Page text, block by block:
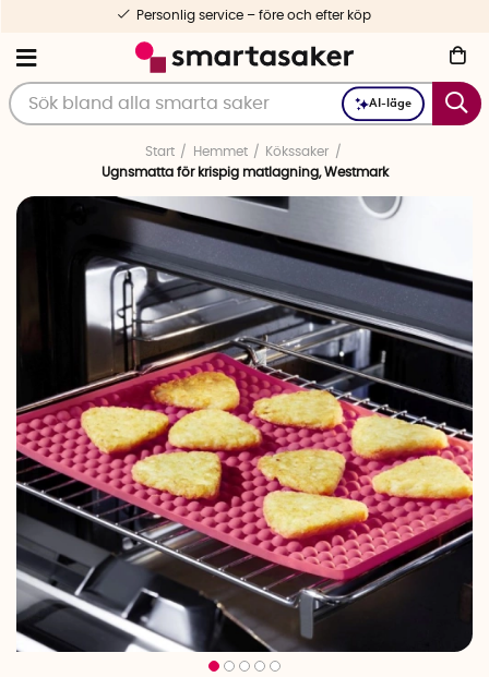
AI-läge
Personlig service – före och efter köp
Start Hemmet
Kökssaker
Ugnsmatta för krispig matlagning, Westmark